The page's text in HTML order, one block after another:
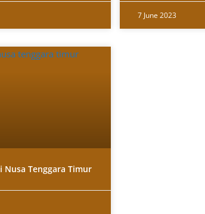
7 June 2023
Nusa Tenggara Timur